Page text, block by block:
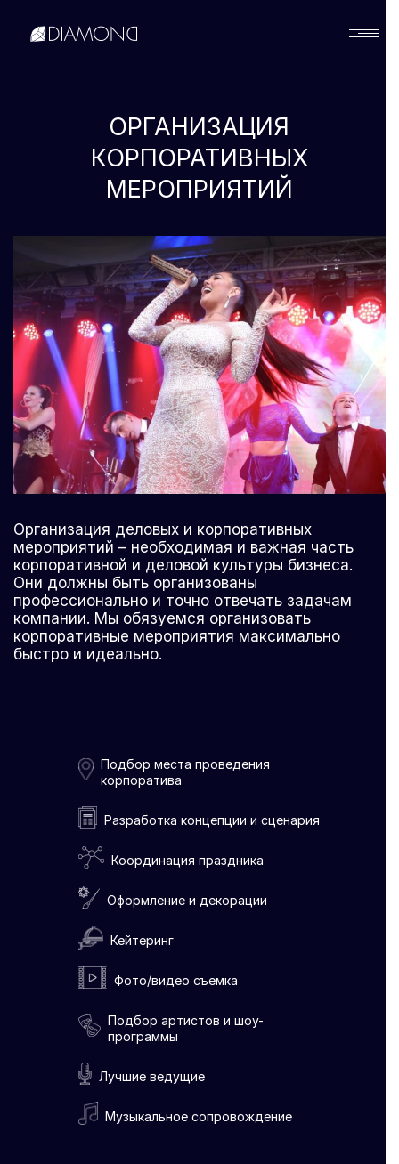
ОРГАНИЗАЦИЯ
КОРПОРАТИВНЫХ
МЕРОПРИЯТИЙ
Организация деловых и корпоративных
мероприятий – необходимая и важная часть
корпоративной и деловой культуры бизнеса.
Они должны быть организованы
профессионально и точно отвечать задачам
компании. Мы обязуемся организовать
корпоративные мероприятия максимально
быстро и идеально.
Подбор места проведения
корпоратива
Разработка концепции и сценария
Координация праздника
Оформление и декорации
Кейтеринг
Фото/видео съемка
Подбор артистов и шоу-
программы
Лучшие ведущие
Музыкальное сопровождение
English